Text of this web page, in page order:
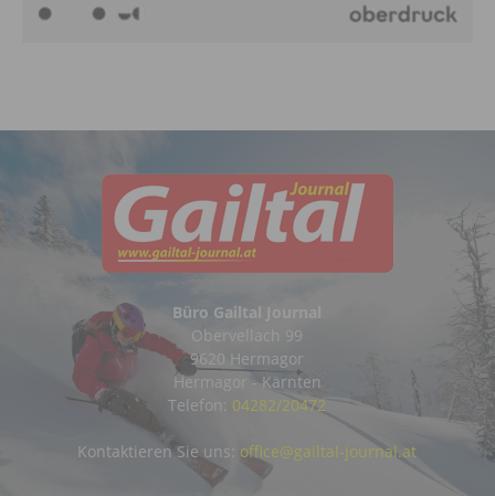
Büro Gailtal Journal
Obervellach 99
9620 Hermagor
Hermagor - Kärnten
Telefon: 04282/20472
Kontaktieren Sie uns: office@gailtal-journal.at